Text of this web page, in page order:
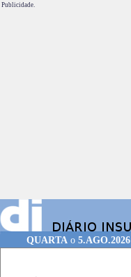
Publicidade.
QUARTA o 5.AGO.2026